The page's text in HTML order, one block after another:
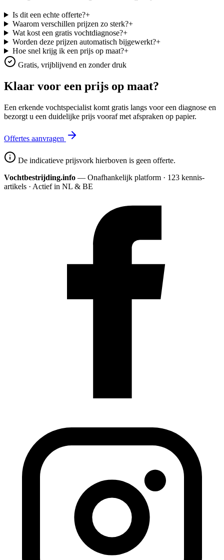
Is dit een echte offerte?+
Waarom verschillen prijzen zo sterk?+
Wat kost een gratis vochtdiagnose?+
Worden deze prijzen automatisch bijgewerkt?+
Hoe snel krijg ik een prijs op maat?+
Gratis, vrijblijvend en zonder druk
Klaar voor een prijs op maat?
Een erkende vochtspecialist komt gratis langs voor een diagnose en
bezorgt u een duidelijke prijs vooraf met afspraken op papier.
Offertes aanvragen
De indicatieve prijsvork hierboven is geen offerte.
Vochtbestrijding.info — Onafhankelijk platform · 123 kennis­
artikels · Actief in NL & BE